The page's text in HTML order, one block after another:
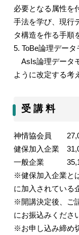
必要となる属性を
手法を学び、現行
タ構造を作る手順
5. ToBe論理データ
AsIs論理データ
ように改定する考
受 講 料
神情協会員
健保加入企業
一般企業
※健保加入企業と
に加入されている
※開講決定後、ご
にお振込みくださ
※お申し込み締め